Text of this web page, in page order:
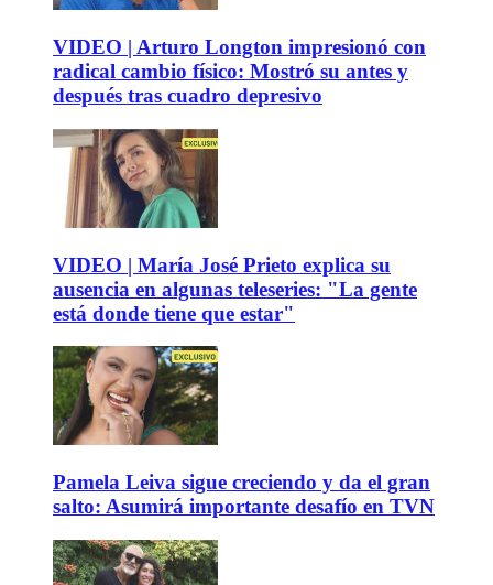
VIDEO | Arturo Longton impresionó con
radical cambio físico: Mostró su antes y
después tras cuadro depresivo
VIDEO | María José Prieto explica su
ausencia en algunas teleseries: "La gente
está donde tiene que estar"
Pamela Leiva sigue creciendo y da el gran
salto: Asumirá importante desafío en TVN